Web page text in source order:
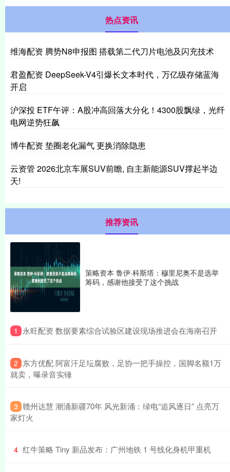
热点资讯
维海配资 腾势N8申报图 搭载第二代刀片电池及闪充技术
君盈配资 DeepSeek-V4引爆长文本时代，万亿级存储蓝海
开启
沪深投 ETF午评：A股冲高回落大分化！4300股飘绿，光纤
电网逆势狂飙
博牛配资 垫圈老化漏气 更换消除隐患
云资管 2026北京车展SUV前瞻, 自主新能源SUV撑起半边
天!
推荐资讯
策略资本 鲁伊·科斯塔：穆里尼奥不是选举
筹码，感谢他接受了这个挑战
1 ​永旺配资 数据要素综合试验区建设现场推进会在海南召开
2 ​东方优配 阿富汗足坛腐败，足协一把手操控，国脚名额1万
就卖，曝录音实锤
3 ​赣州达慧 潮涌新疆70年 风光新涌：绿电“追风逐日” 点亮万
家灯火
4 ​红牛策略 Tiny 新品发布：广州地铁 1 号线化身机甲重机